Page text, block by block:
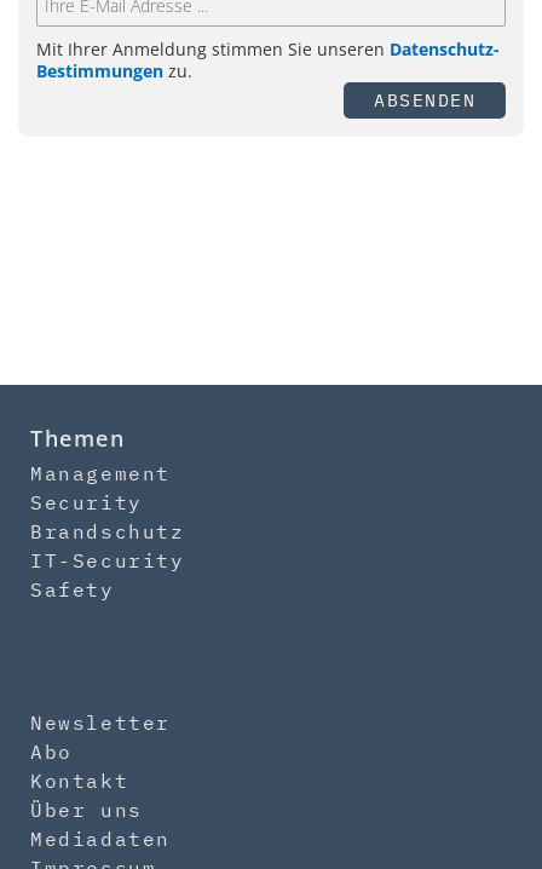
Mit Ihrer Anmeldung stimmen Sie unseren Datenschutz-
Bestimmungen zu.
ABSENDEN
Themen
Management
Security
Brandschutz
IT-Security
Safety
Newsletter
Abo
Kontakt
Über uns
Mediadaten